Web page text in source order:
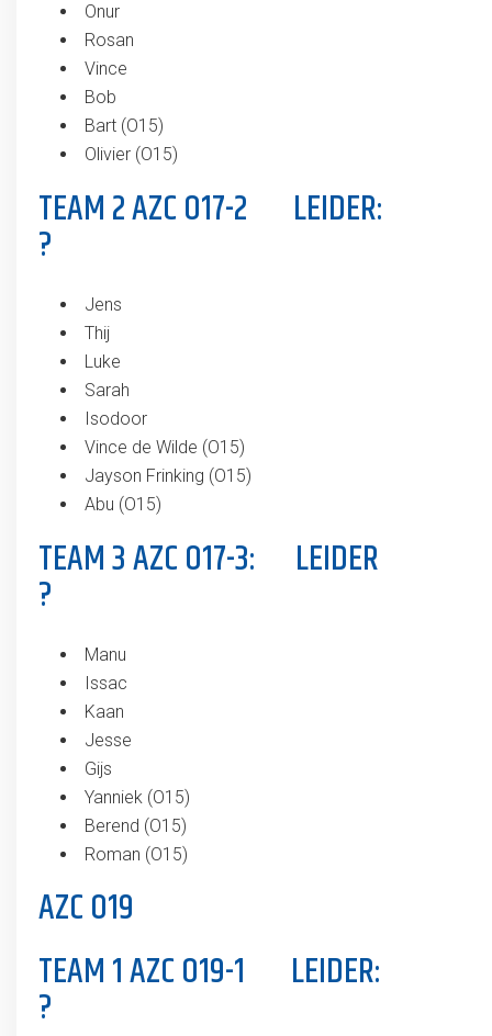
Onur
Rosan
Vince
Bob
Bart (O15)
Olivier (O15)
TEAM 2 AZC O17-2 LEIDER:
?
Jens
Thij
Luke
Sarah
Isodoor
Vince de Wilde (O15)
Jayson Frinking (O15)
Abu (O15)
TEAM 3 AZC O17-3: LEIDER
?
Manu
Issac
Kaan
Jesse
Gijs
Yanniek (O15)
Berend (O15)
Roman (O15)
AZC O19
TEAM 1 AZC O19-1 LEIDER:
?